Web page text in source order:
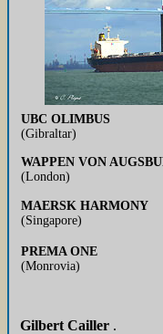
UBC OLIMBUS
(Gibraltar)
WAPPEN VON
(London)
MAERSK HARMONY
(Singapore)
PREMA ONE
(Monrovia)
Gilbert Cailler .